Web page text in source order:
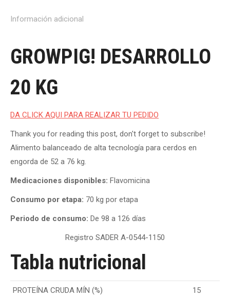
Información adicional
GROWPIG! DESARROLLO
20 KG
DA CLICK AQUI PARA REALIZAR TU PEDIDO
Thank you for reading this post, don't forget to subscribe!
Alimento balanceado de alta tecnología para cerdos en
engorda de 52 a 76 kg.
Medicaciones disponibles: Flavomicina
Consumo por etapa: 70 kg por etapa
Periodo de consumo: De 98 a 126 días
Registro SADER A-0544-1150
Tabla nutricional
PROTEÍNA CRUDA MÍN (%) 15